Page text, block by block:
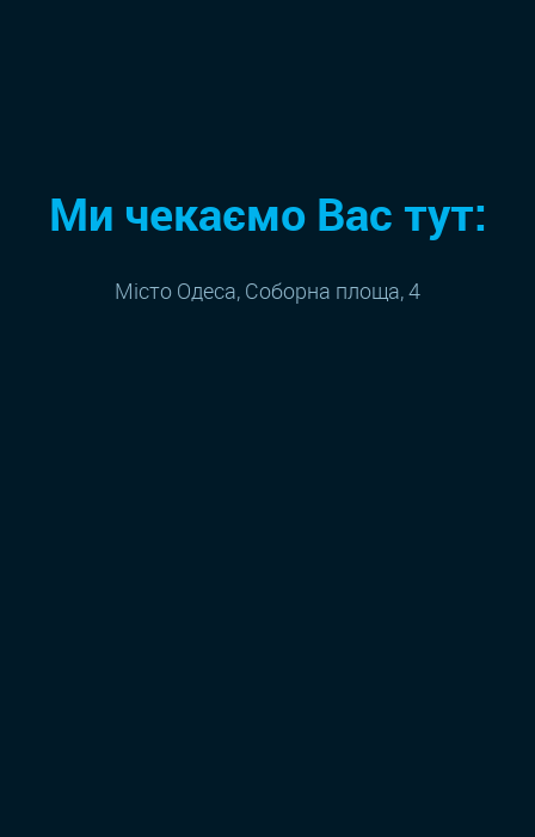
Ми чекаємо Вас тут:
Місто Одеса, Соборна площа, 4